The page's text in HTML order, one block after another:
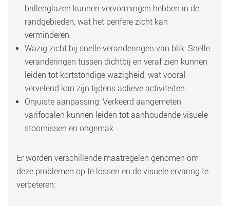
brillenglazen kunnen vervormingen hebben in de
randgebieden, wat het perifere zicht kan
verminderen.
Wazig zicht bij snelle veranderingen van blik: Snelle
veranderingen tussen dichtbij en veraf zien kunnen
leiden tot kortstondige wazigheid, wat vooral
vervelend kan zijn tijdens actieve activiteiten.
Onjuiste aanpassing: Verkeerd aangemeten
varifocalen kunnen leiden tot aanhoudende visuele
stoornissen en ongemak.
Er worden verschillende maatregelen genomen om
deze problemen op te lossen en de visuele ervaring te
verbeteren: